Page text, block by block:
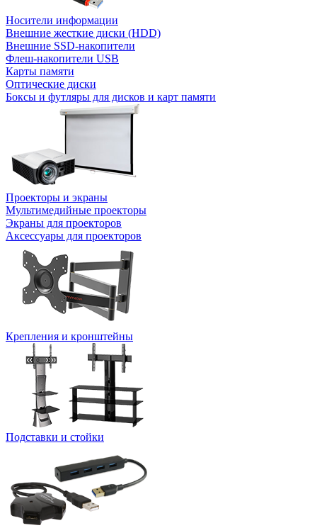
Носители информации
Внешние жесткие диски (HDD)
Внешние SSD-накопители
Флеш-накопители USB
Карты памяти
Оптические диски
Боксы и футляры для дисков и карт памяти
Проекторы и экраны
Мультимедийные проекторы
Экраны для проекторов
Аксессуары для проекторов
Крепления и кронштейны
Подставки и стойки